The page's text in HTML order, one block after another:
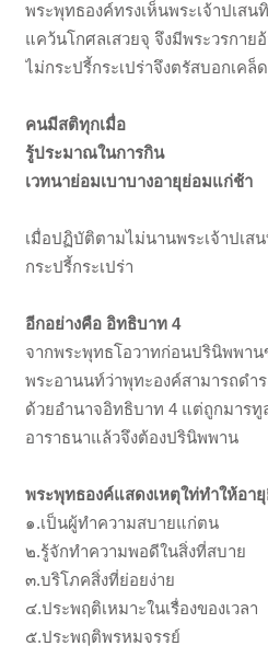
พระพุทธองค์ทรงเห็นพระเจ้าปเสน
แคว้นโกศลเสวยจุ จึงมีพระวรกาย
ไม่กระปรี้กระเปร่าจึงตรัสบอกเคล็
คนมีสติทุกเมื่อ
รู้ประมาณในการกิน
เวทนาย่อมเบาบางอายุย่อมแก่ช้า
เมื่อปฏิบัติตามไม่นานพระเจ้าปเส
กระปรี้กระเปร่า
อีกอย่างคือ อิทธิบาท 4
จากพระพุทธโอวาทก่อนปรินิพพา
พระอานนท์ว่าพุทะองค์สามารถดำ
ด้วยอำนาจอิทธิบาท 4 แต่ถูกมาร
อาราธนาแล้วจึงต้องปรินิพพาน
พระพุทธองค์แสดงเหตุใท่ทำให้อา
๑.เป็นผู้ทำความสบายแก่ตน
๒.รู้จักทำความพอดีในสิ่งที่สบาย
๓.บริโภคสิ่งที่ย่อยง่าย
๔.ประพฤติเหมาะในเรื่องของเวลา
๕.ประพฤติพรหมจรรย์